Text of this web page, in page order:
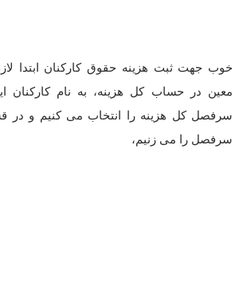
خوب جهت ثبت هزینه حقوق کارکنان ابتدا
معین در حساب کل هزینه، به نام کارکنان
سرفصل کل هزینه را انتخاب می کنیم و در
سرفصل را می زنیم،